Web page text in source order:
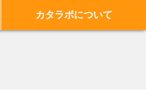
カタラボについて